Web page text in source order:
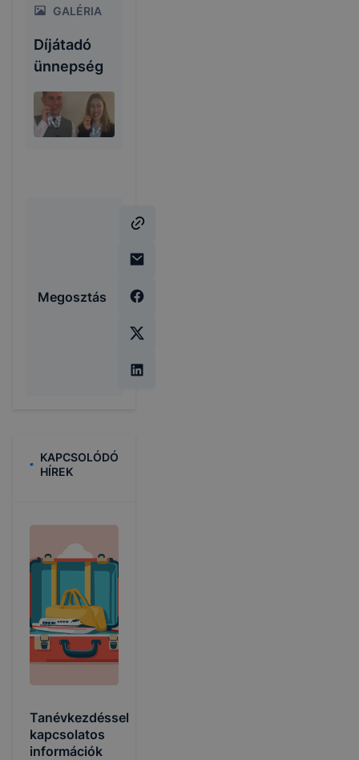
GALÉRIA
Díjátadó
ünnepség
Megosztás
KAPCSOLÓDÓ
HÍREK
Tanévkezdéssel
kapcsolatos
információk